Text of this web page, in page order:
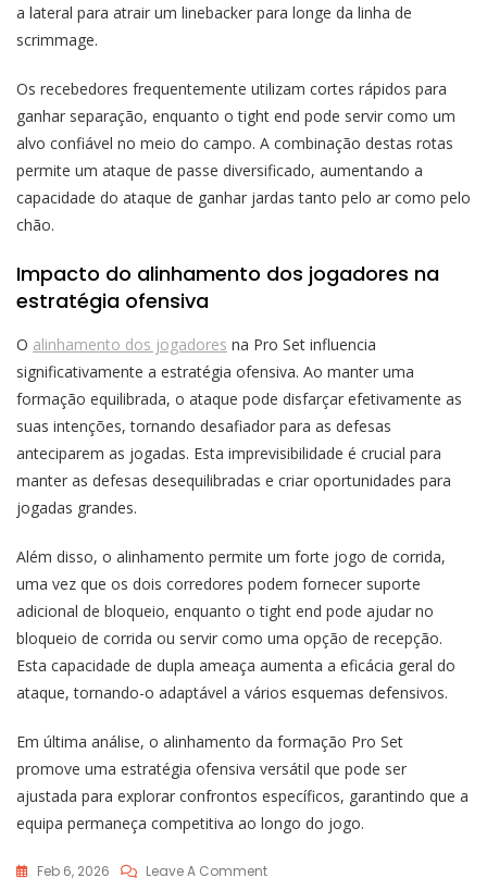
a lateral para atrair um linebacker para longe da linha de
scrimmage.
Os recebedores frequentemente utilizam cortes rápidos para
ganhar separação, enquanto o tight end pode servir como um
alvo confiável no meio do campo. A combinação destas rotas
permite um ataque de passe diversificado, aumentando a
capacidade do ataque de ganhar jardas tanto pelo ar como pelo
chão.
Impacto do alinhamento dos jogadores na
estratégia ofensiva
O alinhamento dos jogadores na Pro Set influencia
significativamente a estratégia ofensiva. Ao manter uma
formação equilibrada, o ataque pode disfarçar efetivamente as
suas intenções, tornando desafiador para as defesas
anteciparem as jogadas. Esta imprevisibilidade é crucial para
manter as defesas desequilibradas e criar oportunidades para
jogadas grandes.
Além disso, o alinhamento permite um forte jogo de corrida,
uma vez que os dois corredores podem fornecer suporte
adicional de bloqueio, enquanto o tight end pode ajudar no
bloqueio de corrida ou servir como uma opção de recepção.
Esta capacidade de dupla ameaça aumenta a eficácia geral do
ataque, tornando-o adaptável a vários esquemas defensivos.
Em última análise, o alinhamento da formação Pro Set
promove uma estratégia ofensiva versátil que pode ser
ajustada para explorar confrontos específicos, garantindo que a
equipa permaneça competitiva ao longo do jogo.
Feb 6, 2026 Leave A CommentOn